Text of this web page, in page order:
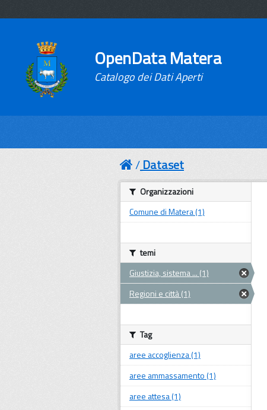
OpenData Matera
Catalogo dei Dati Aperti
Dataset
Organizzazioni
Comune di Matera (1)
temi
Giustizia, sistema ... (1)
Regioni e città (1)
Tag
aree accoglienza (1)
aree ammassamento (1)
aree attesa (1)